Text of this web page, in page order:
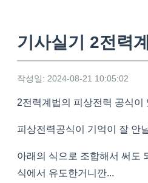
기사실기 2전력
작성일: 2024-08-21 10:05:02
2전력계법의 피상전력 공식이
피상전력공식이 기억이 잘 안
아래의 식으로 조합해서 써도
식에서 유도한거니깐...